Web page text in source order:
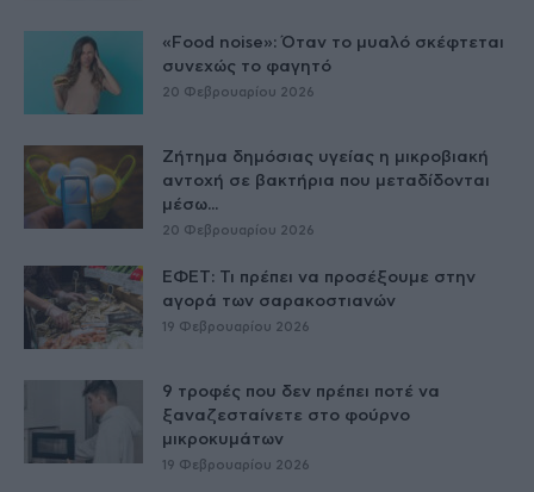
«Food noise»: Όταν το μυαλό σκέφτεται
συνεχώς το φαγητό
20 Φεβρουαρίου 2026
Ζήτημα δημόσιας υγείας η μικροβιακή
αντοχή σε βακτήρια που μεταδίδονται
μέσω...
20 Φεβρουαρίου 2026
ΕΦΕΤ: Τι πρέπει να προσέξουμε στην
αγορά των σαρακοστιανών
19 Φεβρουαρίου 2026
9 τροφές που δεν πρέπει ποτέ να
ξαναζεσταίνετε στο φούρνο
μικροκυμάτων
19 Φεβρουαρίου 2026